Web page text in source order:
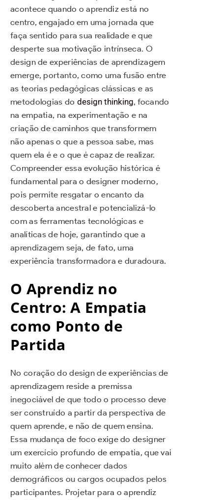
acontece quando o aprendiz está no
centro, engajado em uma jornada que
faça sentido para sua realidade e que
desperte sua motivação intrínseca. O
design de experiências de aprendizagem
emerge, portanto, como uma fusão entre
as teorias pedagógicas clássicas e as
metodologias do design thinking, focando
na empatia, na experimentação e na
criação de caminhos que transformem
não apenas o que a pessoa sabe, mas
quem ela é e o que é capaz de realizar.
Compreender essa evolução histórica é
fundamental para o designer moderno,
pois permite resgatar o encanto da
descoberta ancestral e potencializá-lo
com as ferramentas tecnológicas e
analíticas de hoje, garantindo que a
aprendizagem seja, de fato, uma
experiência transformadora e duradoura.
O Aprendiz no
Centro: A Empatia
como Ponto de
Partida
No coração do design de experiências de
aprendizagem reside a premissa
inegociável de que todo o processo deve
ser construído a partir da perspectiva de
quem aprende, e não de quem ensina.
Essa mudança de foco exige do designer
um exercício profundo de empatia, que vai
muito além de conhecer dados
demográficos ou cargos ocupados pelos
participantes. Projetar para o aprendiz